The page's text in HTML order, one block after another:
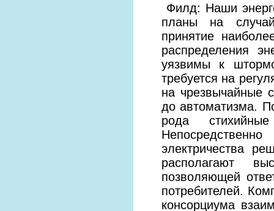
Филд: Наши
планы на случай
принятие
распределения
уязвимы к
требуется на
на чрезвычайные
до автоматизма.
рода
электричества
располагают
позволяющей
потребителей.
консорциума